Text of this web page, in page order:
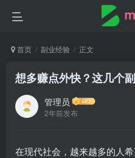
首页 副业经验 正文
想多赚点外快？这几个
管理员
2年前发布
在现代社会，越来越多的人